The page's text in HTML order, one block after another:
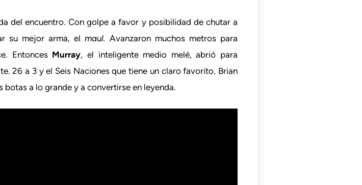
del encuentro. Con golpe a favor y posibilidad de chutar a
su mejor arma, el maul. Avanzaron muchos metros para
Entonces Murray, el inteligente medio melé, abrió para
26 a 3 y el Seis Naciones que tiene un claro favorito. Brian
a lo grande y a convertirse en leyenda.